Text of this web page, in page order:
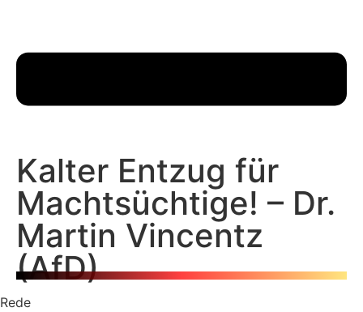
Kalter Entzug für
Machtsüchtige! – Dr.
Martin Vincentz
(AfD)
Rede